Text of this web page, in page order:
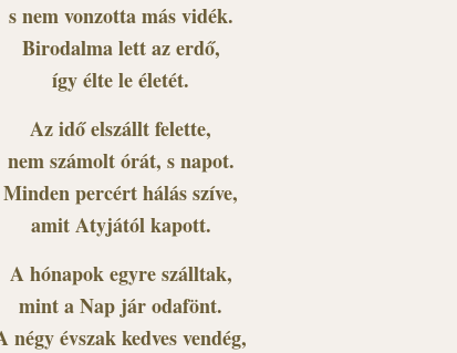
s nem vonzotta más vidék.
Birodalma lett az erdő,
így élte le életét.
Az idő elszállt felette,
nem számolt órát, s napot.
Minden percért hálás szíve,
amit Atyjától kapott.
A hónapok egyre szálltak,
mint a Nap jár odafönt.
négy évszak kedves vendég,